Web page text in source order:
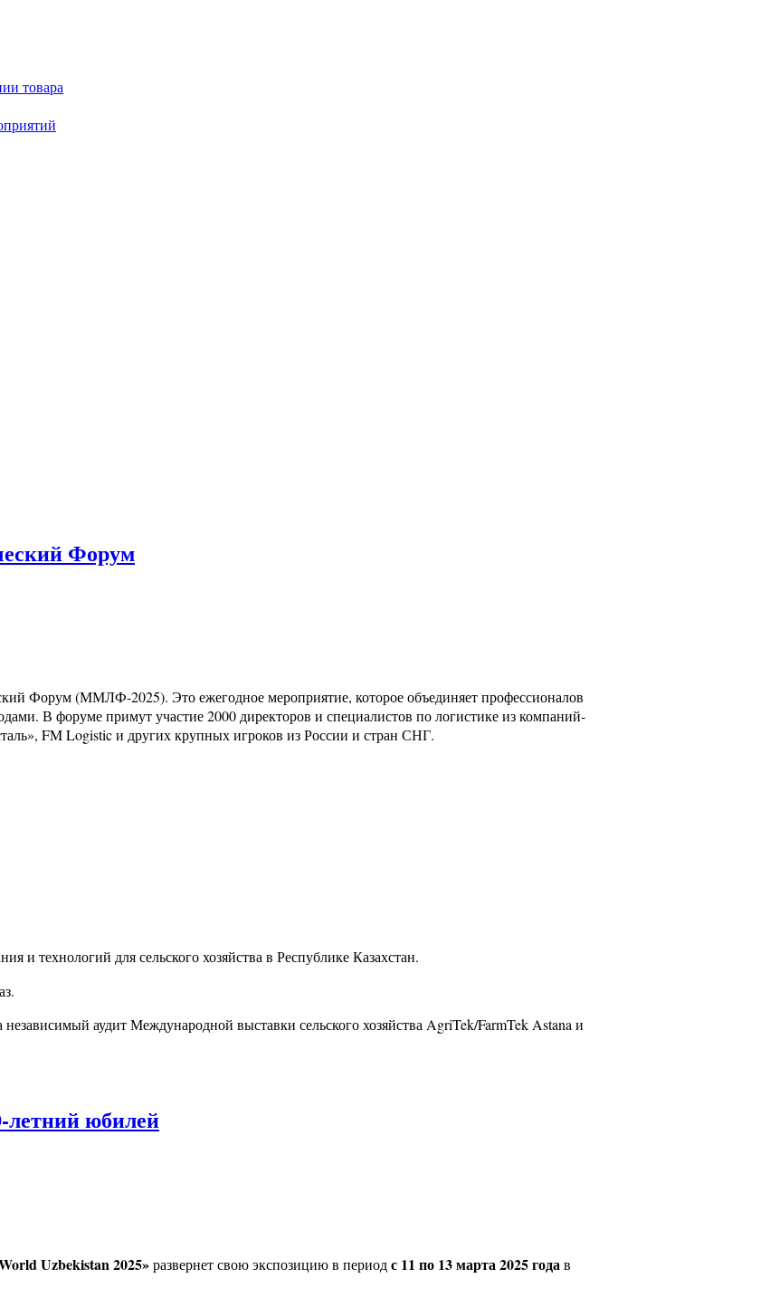
товара
Форум
Форум (ММЛФ-2025). Это ежегодное мероприятие, которое объединяет профессионалов
В форуме примут участие 2000 директоров и специалистов по логистике из компаний-
FM Logistic и других крупных игроков из России и стран СНГ.
и технологий для сельского хозяйства в Республике Казахстан.
аудит Международной выставки сельского хозяйства AgriTek/FarmTek Astana и
летний юбилей
Uzbekistan2025»развернет свою экспозицию в периодс 11 по 13 марта 2025 годав